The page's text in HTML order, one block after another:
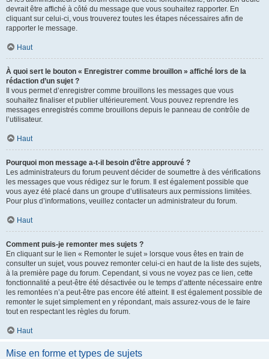
devrait être affiché à côté du message que vous souhaitez rapporter. En
cliquant sur celui-ci, vous trouverez toutes les étapes nécessaires afin de
rapporter le message.
Haut
À quoi sert le bouton « Enregistrer comme brouillon » affiché lors de la
rédaction d’un sujet ?
Il vous permet d’enregistrer comme brouillons les messages que vous
souhaitez finaliser et publier ultérieurement. Vous pouvez reprendre les
messages enregistrés comme brouillons depuis le panneau de contrôle de
l’utilisateur.
Haut
Pourquoi mon message a-t-il besoin d’être approuvé ?
Les administrateurs du forum peuvent décider de soumettre à des vérifications
les messages que vous rédigez sur le forum. Il est également possible que
vous ayez été placé dans un groupe d’utilisateurs aux permissions limitées.
Pour plus d’informations, veuillez contacter un administrateur du forum.
Haut
Comment puis-je remonter mes sujets ?
En cliquant sur le lien « Remonter le sujet » lorsque vous êtes en train de
consulter un sujet, vous pouvez remonter celui-ci en haut de la liste des sujets,
à la première page du forum. Cependant, si vous ne voyez pas ce lien, cette
fonctionnalité a peut-être été désactivée ou le temps d’attente nécessaire entre
les remontées n’a peut-être pas encore été atteint. Il est également possible de
remonter le sujet simplement en y répondant, mais assurez-vous de le faire
tout en respectant les règles du forum.
Haut
Mise en forme et types de sujets